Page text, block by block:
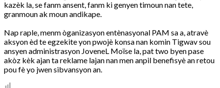
kazèk la, se fanm ansent, fanm ki genyen timoun nan tete,
granmoun ak moun andikape.
Nap raple, menm òganizasyon entènasyonal PAM sa a, atravè
aksyon èd te egzekite yon pwojè konsa nan komin Tigwav sou
ansyen administrasyon JoveneL Moïse la, pat two byen pase
akòz kèk ajan ta reklame lajan nan men anpil benefisyè an retou
pou fè yo jwen sibvansyon an.